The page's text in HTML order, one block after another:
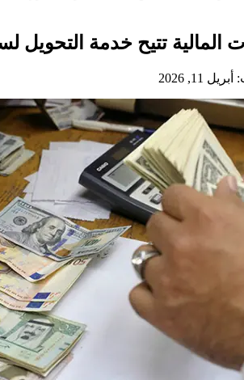
المالية تتيح خدمة التحويل
11, 2026